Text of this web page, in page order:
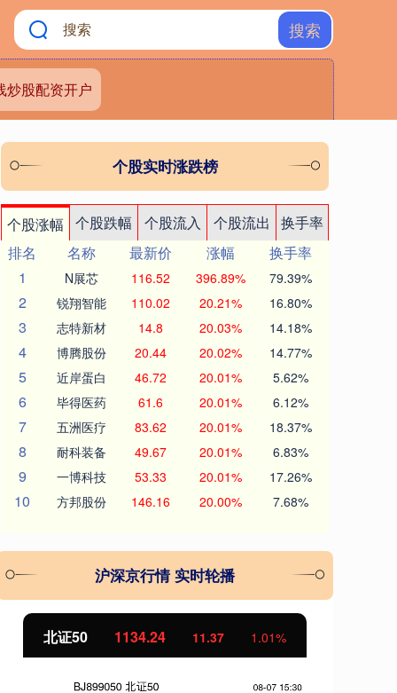
搜索
炒股配资开户
个股实时涨跌榜
个股涨幅 个股跌幅 个股流入 个股流出
换手率
排名
名称 最新价 涨幅
换手率
1
N展芯 116.52 396.89% 79.39%
2 锐翔智能 110.02 20.21% 16.80%
3 志特新材 14.8 20.03% 14.18%
4 博腾股份 20.44 20.02% 14.77%
5 近岸蛋白 46.72 20.01% 5.62%
6 毕得医药 61.6 20.01% 6.12%
7 五洲医疗 83.62 20.01% 18.37%
8 耐科装备 49.67 20.01% 6.83%
9 一博科技 53.33 20.01% 17.26%
10 方邦股份 146.16 20.00% 7.68%
沪深京行情 实时轮播
北证50 1134.24 11.37 1.01%